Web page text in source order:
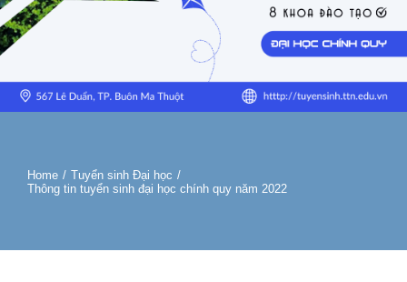
Home / Tuyển sinh Đại học /
Thông tin tuyển sinh đại học chính quy năm 2022